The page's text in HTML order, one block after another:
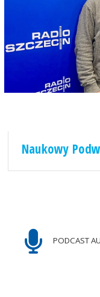
Naukowy
PODCAST